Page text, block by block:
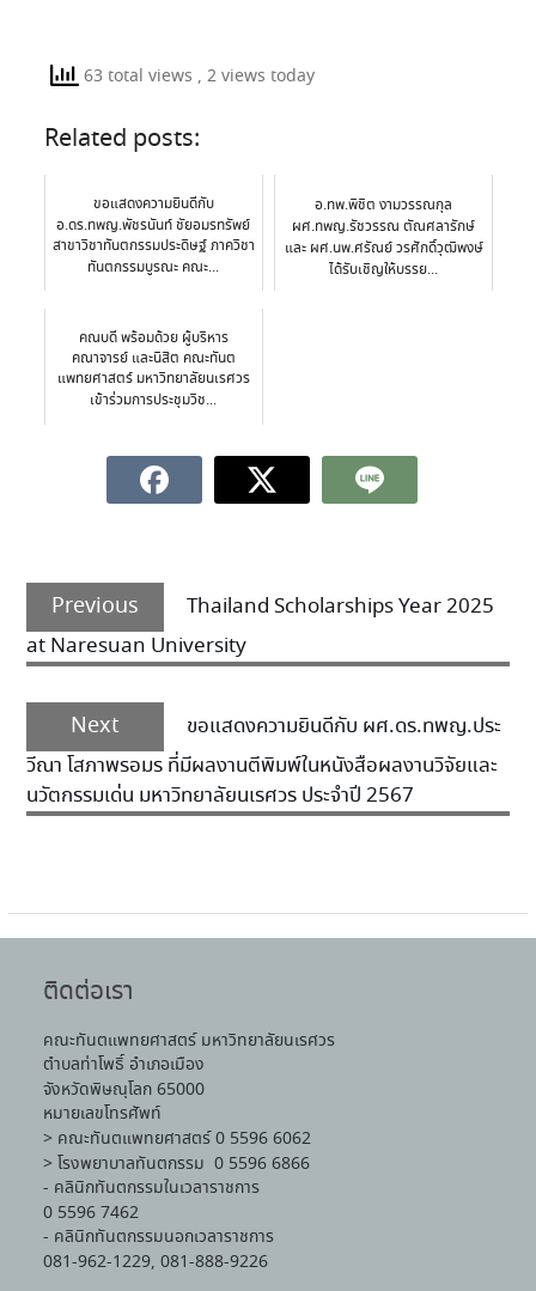
63 total views , 2 views today
Related posts:
ขอแสดงความยินดีกับ
อ.ดร.ทพญ.พัชรนันท์ ชัยอมรทรัพย์
สาขาวิชาทันตกรรมประดิษฐ์ ภาควิชา
ทันตกรรมบูรณะ คณะ...
อ.ทพ.พิชิต งามวรรณกุล
ผศ.ทพญ.รัชวรรณ ตัณศลารักษ์
และ ผศ.นพ.ศรัณย์ วรศักดิ์วุฒิพงษ์
ได้รับเชิญให้บรรย...
คณบดี พร้อมด้วย ผู้บริหาร
คณาจารย์ และนิสิต คณะทันต
แพทยศาสตร์ มหาวิทยาลัยนเรศวร
เข้าร่วมการประชุมวิช...
Previous
Thailand Scholarships Year 2025
at Naresuan University
Next
ขอแสดงความยินดีกับ ผศ.ดร.ทพญ.ประ
วีณา โสภาพรอมร ที่มีผลงานตีพิมพ์ในหนังสือผลงานวิจัยและ
นวัตกรรมเด่น มหาวิทยาลัยนเรศวร ประจำปี 2567
ติดต่อเรา
คณะทันตแพทยศาสตร์ มหาวิทยาลัยนเรศวร
ตำบลท่าโพธิ์ อำเภอเมือง
จังหวัดพิษณุโลก 65000
หมายเลขโทรศัพท์
> คณะทันตแพทยศาสตร์ 0 5596 6062
> โรงพยาบาลทันตกรรม 0 5596 6866
- คลินิกทันตกรรมในเวลาราชการ
0 5596 7462
- คลินิกทันตกรรมนอกเวลาราชการ
081-962-1229, 081-888-9226